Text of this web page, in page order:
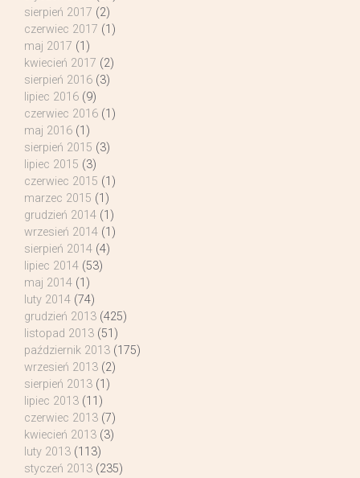
sierpień 2017 (2)
czerwiec 2017 (1)
maj 2017 (1)
kwiecień 2017 (2)
sierpień 2016 (3)
lipiec 2016 (9)
czerwiec 2016 (1)
maj 2016 (1)
sierpień 2015 (3)
lipiec 2015 (3)
czerwiec 2015 (1)
marzec 2015 (1)
grudzień 2014 (1)
wrzesień 2014 (1)
sierpień 2014 (4)
lipiec 2014 (53)
maj 2014 (1)
luty 2014 (74)
grudzień 2013 (425)
listopad 2013 (51)
październik 2013 (175)
wrzesień 2013 (2)
sierpień 2013 (1)
lipiec 2013 (11)
czerwiec 2013 (7)
kwiecień 2013 (3)
luty 2013 (113)
styczeń 2013 (235)